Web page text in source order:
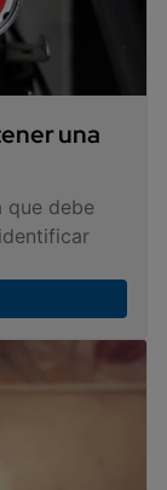
una
que debe